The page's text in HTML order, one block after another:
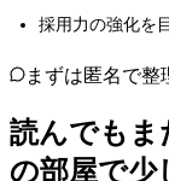
採用力の強化を
まずは匿名で整
読んでもま
の部屋で少